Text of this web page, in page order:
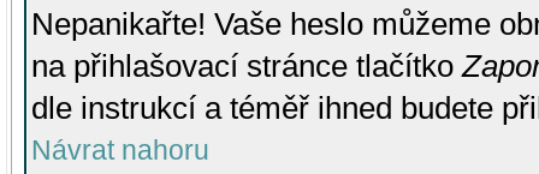
Nepanikařte! Vaše heslo můžeme
na přihlašovací stránce tlačítko
dle instrukcí a téměř ihned budete
Návrat nahoru